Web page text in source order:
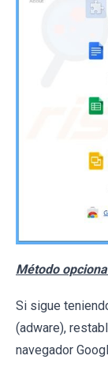
Método
Si sigue
(adware),
navegador